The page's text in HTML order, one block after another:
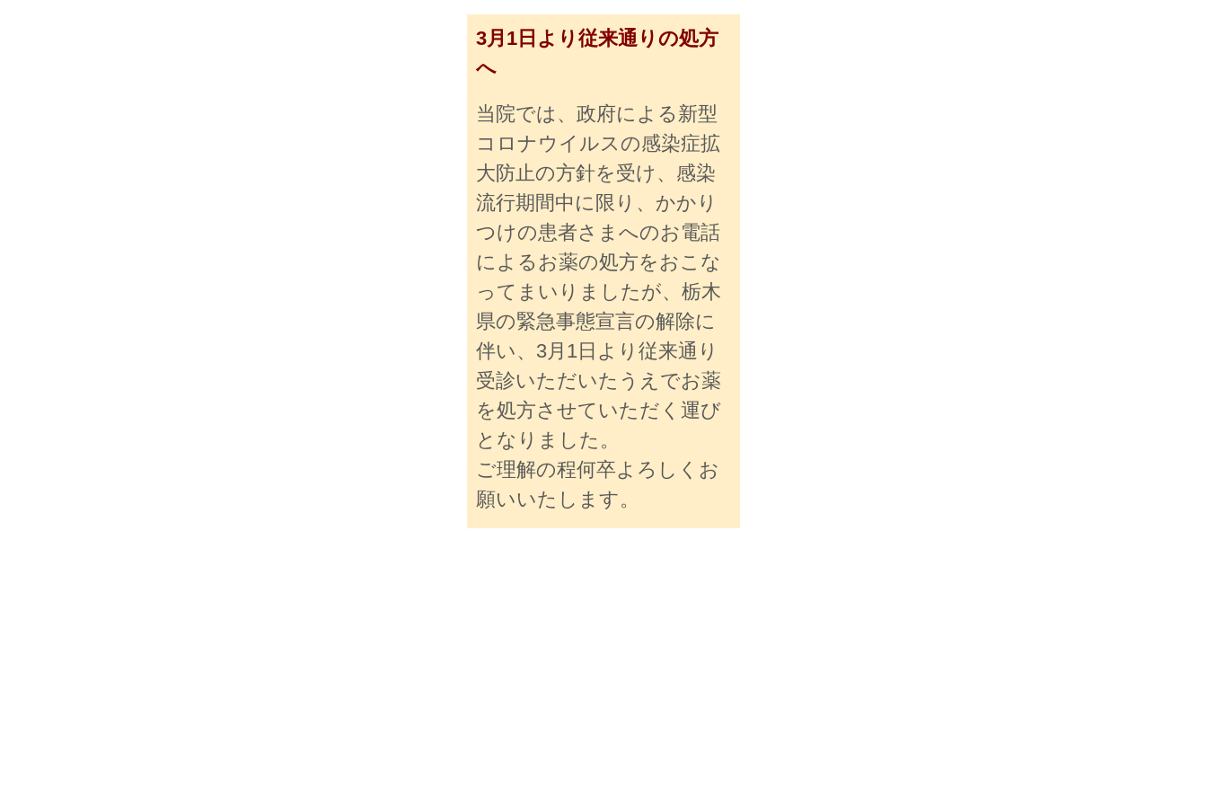
3月1日より従来通りの処方
へ
当院では、政府による新型
コロナウイルスの感染症拡
大防止の方針を受け、感染
流行期間中に限り、かかり
つけの患者さまへのお電話
によるお薬の処方をおこな
ってまいりましたが、栃木
県の緊急事態宣言の解除に
伴い、3月1日より従来通り
受診いただいたうえでお薬
を処方させていただく運び
となりました。
ご理解の程何卒よろしくお
願いいたします。